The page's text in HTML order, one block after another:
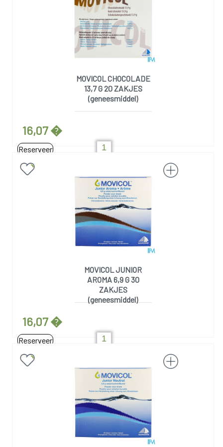
MOVICOL CHOCOLADE
13,7 G 20 ZAKJES
(geneesmiddel)
16,07 �
Reserveer
MOVICOL JUNIOR
AROMA 6,9 G 30
ZAKJES
(geneesmiddel)
16,07 �
Reserveer